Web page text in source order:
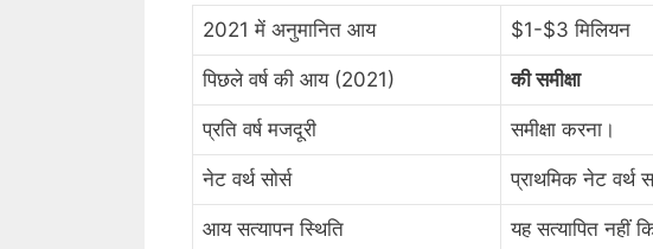
2021 में अनुमानित आय $1-$3 मिलियन
पिछले वर्ष की आय (2021) की समीक्षा
प्रति वर्ष मजदूरी समीक्षा करना।
नेट वर्थ सोर्स प्राथमिक नेट वर्थ
आय सत्यापन स्थिति यह सत्यापित नहीं